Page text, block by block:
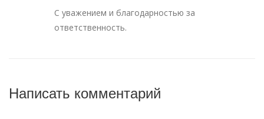
С уважением и благодарностью за
ответственность.
Написать комментарий